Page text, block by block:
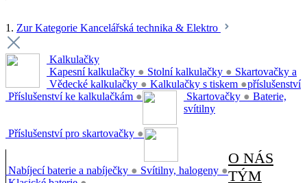
1. Zur Kategorie Kancelářská technika & Elektro
Kalkulačky
Kapesní kalkulačky ● Stolní kalkulačky ●
Vědecké kalkulačky ● Kalkulačky s tiskem ●
Příslušenství ke kalkulačkám ●
Skartovačky a
příslušenství
Skartovačky ●
Příslušenství pro skartovačky ●
Baterie,
svítilny
Nabíjecí baterie a nabíječky ● Svítilny, halogeny ●
O NÁS
TÝM